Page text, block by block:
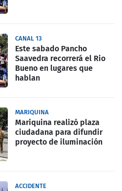
CANAL 13
Este sabado Pancho
Saavedra recorrerá el Rio
Bueno en lugares que
hablan
MARIQUINA
Mariquina realizó plaza
ciudadana para difundir
proyecto de iluminación
ACCIDENTE